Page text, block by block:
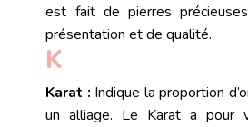
est fait de pierres
présentation et de qualité.
K
Karat : Indique la proportion d’
unalliage. Le Karat a pour